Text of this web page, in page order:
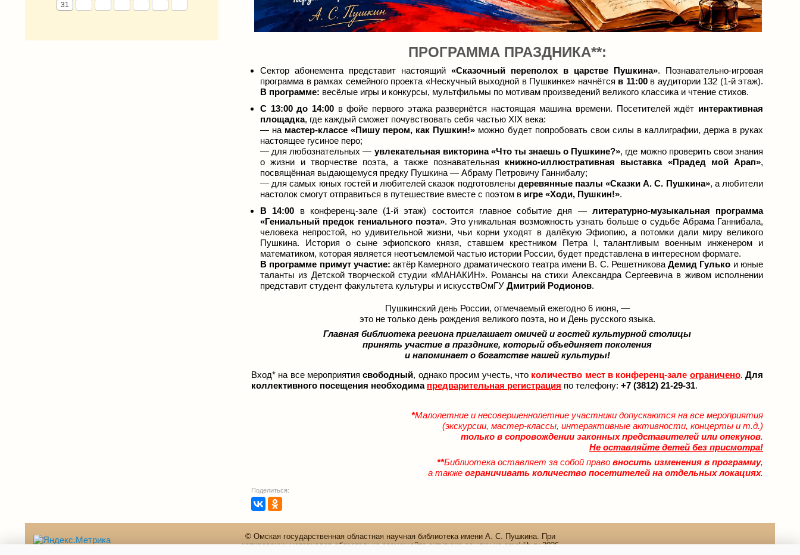
31
ПРОГРАММА ПРАЗДНИКА**:
Сектор абонемента представит настоящий «Сказочный переполох в царстве Пушкина». Познавательно-игровая
программа в рамках семейного проекта «Нескучный выходной в Пушкинке» начнётся в 11:00в аудитории 132 (1-й этаж).
В программе: весёлые игры и конкурсы, мультфильмы по мотивам произведений великого классика и чтение стихов.
С 13:00 до 14:00в фойе первого этажа развернётся настоящая машина времени. Посетителей ждёт интерактивная
площадка, где каждый сможет почувствовать себя частью XIX века:
— на мастер-классе «Пишу пером, как Пушкин!» можно будет попробовать свои силы в каллиграфии, держа в руках
настоящее гусиное перо;
— для любознательных — увлекательная викторина «Что ты знаешь о Пушкине?», где можно проверить свои знания
о жизни и творчестве поэта, а также познавательная книжно-иллюстративная выставка «Прадед мой Арап»,
посвящённая выдающемуся предку Пушкина — Абраму Петровичу Ганнибалу;
— для самых юных гостей и любителей сказок подготовлены деревянные пазлы «Сказки А. С. Пушкина», а любители
настолок смогут отправиться в путешествие вместе с поэтом в игре «Ходи, Пушкин!».
В 14:00 в конференц-зале (1-й этаж) состоится главное событие дня — литературно-музыкальная программа
«Гениальный предок гениального поэта». Это уникальная возможность узнать больше о судьбе Абрама Ганнибала,
человека непростой, но удивительной жизни, чьи корни уходят в далёкую Эфиопию, а потомки дали миру великого
Пушкина. История о сыне эфиопского князя, ставшем крестником Петра I, талантливым военным инженером и
математиком, которая является неотъемлемой частью истории России, будет представлена в интересном формате.
В программе примут участие: актёр Камерного драматического театра имени В. С. РешетниковаДемид Гулько и юные
таланты из Детской творческой студии «МАНАКИН». Романсы на стихи Александра Сергеевича в живом исполнении
представит студент факультета культуры и искусствОмГУ Дмитрий Родионов.
Пушкинский день России, отмечаемый ежегодно 6 июня, —
это не только день рождения великого поэта, но и День русского языка.
Главная библиотека региона приглашает омичей и гостей культурной столицы
принять участие в празднике, который объединяет поколения
и напоминает о богатстве нашей культуры!
Вход* на все мероприятиясвободный, однако просим учесть, что количество мест в конференц-зале ограничено.Для
коллективного посещения необходима предварительная регистрация по телефону: +7 (3812) 21-29-31.
*Малолетние и несовершеннолетние участники допускаются на все мероприятия
(экскурсии, мастер-классы, интерактивные активности, концерты и т.д.)
только в сопровождении законных представителей или опекунов.
Не оставляйте детей без присмотра!
**Библиотека оставляет за собой право вносить изменения в программу,
а также ограничивать количество посетителей на отдельных локациях.
Поделиться:
© Омская государственная областная научная библиотека имени А. С. Пушкина. При
копировании материалов обязательно размещайте активную ссылку на omsklib.ru 2026